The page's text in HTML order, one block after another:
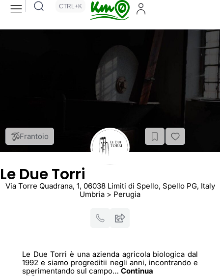
CTRL+K
Frantoio
Le Due Torri
Via Torre Quadrana, 1, 06038 Limiti di Spello, Spello PG, Italy
Umbria > Perugia
Le Due Torri è una azienda agricola biologica dal
1992 e siamo progreditii negli anni, incontrando e
sperimentando sul campo… Continua